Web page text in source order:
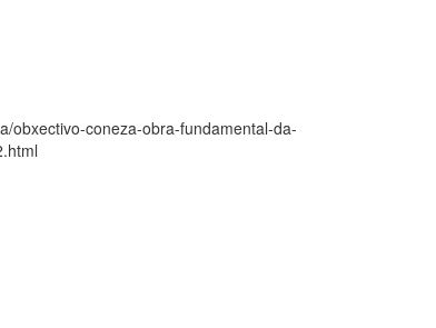
obxectivo-coneza-obra-fundamental-da-